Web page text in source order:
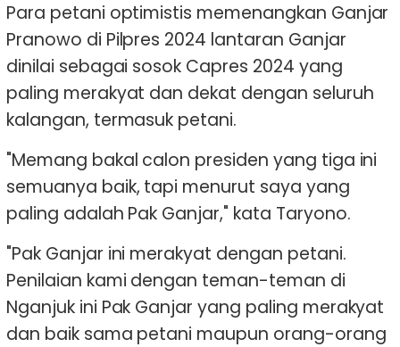
Para petani optimistis memenangkan Ganjar
Pranowo di Pilpres 2024 lantaran Ganjar
dinilai sebagai sosok Capres 2024 yang
paling merakyat dan dekat dengan seluruh
kalangan, termasuk petani.
"Memang bakal calon presiden yang tiga ini
semuanya baik, tapi menurut saya yang
paling adalah Pak Ganjar," kata Taryono.
"Pak Ganjar ini merakyat dengan petani.
Penilaian kami dengan teman-teman di
Nganjuk ini Pak Ganjar yang paling merakyat
dan baik sama petani maupun orang-orang